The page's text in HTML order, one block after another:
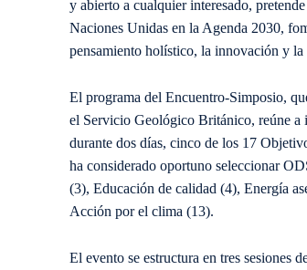
y abierto a cualquier interesado,
Naciones Unidas en la Agenda 2030,
pensamiento holístico, la innovación y
El programa del Encuentro-Simposio,
el Servicio Geológico Británico, reúne a
durante dos días, cinco de los 17
ha considerado oportuno seleccionar
(3), Educación de calidad (4), Energía
Acción por el clima (13).
El evento se estructura en tres sesiones